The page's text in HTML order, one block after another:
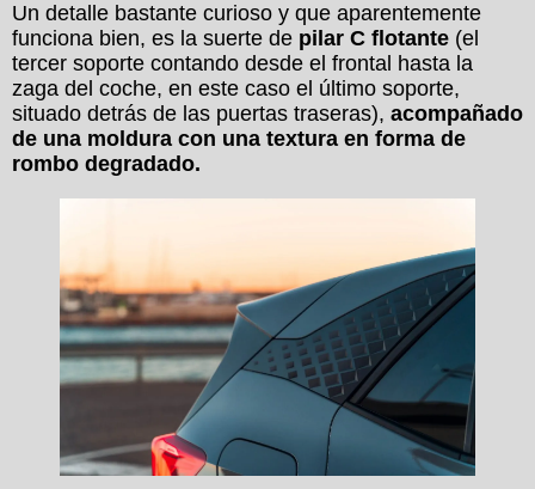
Un detalle bastante curioso y que aparentemente
funciona bien, es la suerte de pilar C flotante (el
tercer soporte contando desde el frontal hasta la
zaga del coche, en este caso el último soporte,
situado detrás de las puertas traseras), acompañado
de una moldura con una textura en forma de
rombo degradado.